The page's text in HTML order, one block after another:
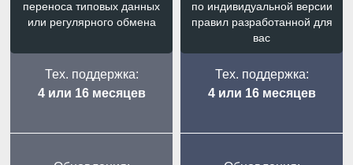
переноса типовых данных
или регулярного обмена
Тех. поддержка:
4 или 16 месяцев
по индивидуальной версии
правил разработанной для
вас
Тех. поддержка:
4 или 16 месяцев